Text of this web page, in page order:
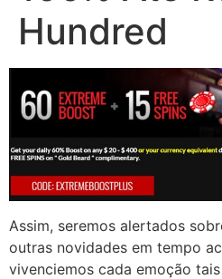
Hundred
Assim, seremos alertados
outras novidades em tempo
vivenciemos cada emoção